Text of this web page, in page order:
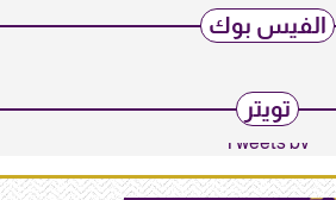
الفيس بوك
تويتر
Tweets by